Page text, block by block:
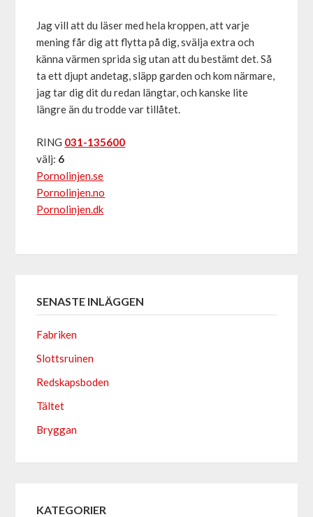
Jag vill att du läser med hela kroppen, att varje
mening får dig att flytta på dig, svälja extra och
känna värmen sprida sig utan att du bestämt det. Så
ta ett djupt andetag, släpp garden och kom närmare,
jag tar dig dit du redan längtar, och kanske lite
längre än du trodde var tillåtet.
RING 031-135600
välj: 6
Pornolinjen.se
Pornolinjen.no
Pornolinjen.dk
SENASTE INLÄGGEN
Fabriken
Slottsruinen
Redskapsboden
Tältet
Bryggan
KATEGORIER